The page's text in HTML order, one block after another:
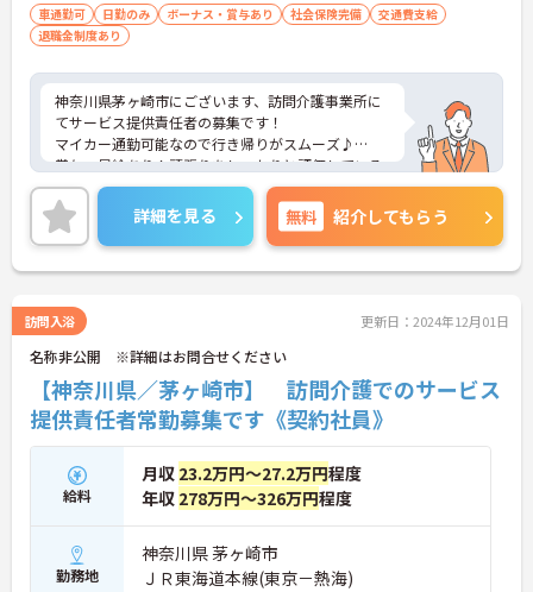
車通勤可 日勤のみ ボーナス・賞与あり 社会保険完備
交通費支給
退職金制度あり
神奈川県茅ヶ崎市にございます、訪問介護事業所に
てサービス提供責任者の募集です！
マイカー通勤可能なので行き帰りがスムーズ♪
賞与・昇給あり！頑張りをしっかりと評価している
ので、モチベーションを保ちやすい環境です◎
ご興味のある方は、マイナビ介護職までお問い合わ
せください。
詳細を見る 無料 紹介してもらう
訪問入浴 更新日：2024年12月01日
名称非公開 ※詳細はお問合せください
【神奈川県／茅ヶ崎市】 訪問介護でのサービス
提供責任者常勤募集です《契約社員》
給料
月収 23.2万円～27.2万円程度
年収 278万円～326万円程度
勤務地
神奈川県 茅ヶ崎市
ＪＲ東海道本線(東京－熱海)